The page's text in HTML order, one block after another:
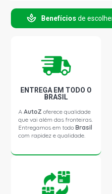
Benefícios de
ENTREGA EM TODO O
BRASIL
AAutoZ oferece qualidade
que vai além das fronteiras.
Entregamos em todoBrasil
com rapidez e qualidade.